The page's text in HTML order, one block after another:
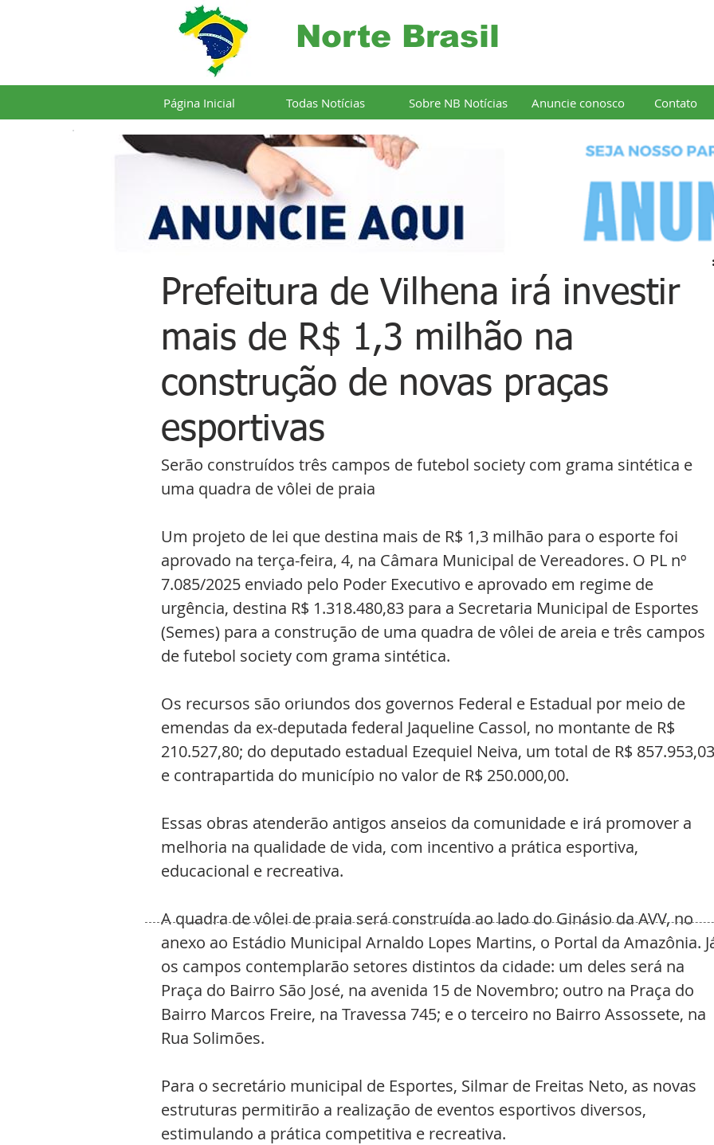
Norte Brasil
Página Inicial Todas Notícias Sobre NB Notícias Anuncie conosco Contato
Prefeitura de Vilhena irá investir
mais de R$ 1,3 milhão na
construção de novas praças
esportivas
Serão construídos três campos de futebol society com grama sintética e
uma quadra de vôlei de praia
Um projeto de lei que destina mais de R$ 1,3 milhão para o esporte foi
aprovado na terça-feira, 4, na Câmara Municipal de Vereadores. O PL nº
7.085/2025 enviado pelo Poder Executivo e aprovado em regime de
urgência, destina R$ 1.318.480,83 para a Secretaria Municipal de Esportes
(Semes) para a construção de uma quadra de vôlei de areia e três campos
de futebol society com grama sintética.
Os recursos são oriundos dos governos Federal e Estadual por meio de
emendas da ex-deputada federal Jaqueline Cassol, no montante de R$
210.527,80; do deputado estadual Ezequiel Neiva, um total de R$
e contrapartida do município no valor de R$ 250.000,00.
Essas obras atenderão antigos anseios da comunidade e irá promover a
melhoria na qualidade de vida, com incentivo a prática esportiva,
educacional e recreativa.
A quadra de vôlei de praia será construída ao lado do Ginásio da AVV, no
anexo ao Estádio Municipal Arnaldo Lopes Martins, o Portal da Amazônia.
os campos contemplarão setores distintos da cidade: um deles será na
Praça do Bairro São José, na avenida 15 de Novembro; outro na Praça do
Bairro Marcos Freire, na Travessa 745; e o terceiro no Bairro Assossete, na
Rua Solimões.
Para o secretário municipal de Esportes, Silmar de Freitas Neto, as novas
estruturas permitirão a realização de eventos esportivos diversos,
estimulando a prática competitiva e recreativa.